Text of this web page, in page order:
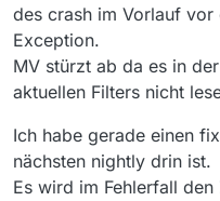
at
at
at
at
Exception in thread
at java.base/
at java.base/
at java.base/
at
C:\Program
WARNING:
2025-05-
2025-05-
2025-05-
des crash im Vorlauf vor
Exception.
MV stürzt ab da es in
aktuellen Filters nicht
Ich habe gerade einen
nächsten nightly drin ist.
Es wird im Fehlerfall